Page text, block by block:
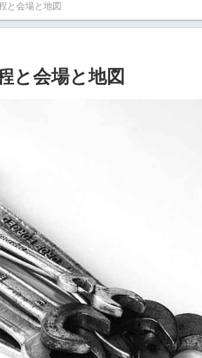
と会場と地図
と会場と地図